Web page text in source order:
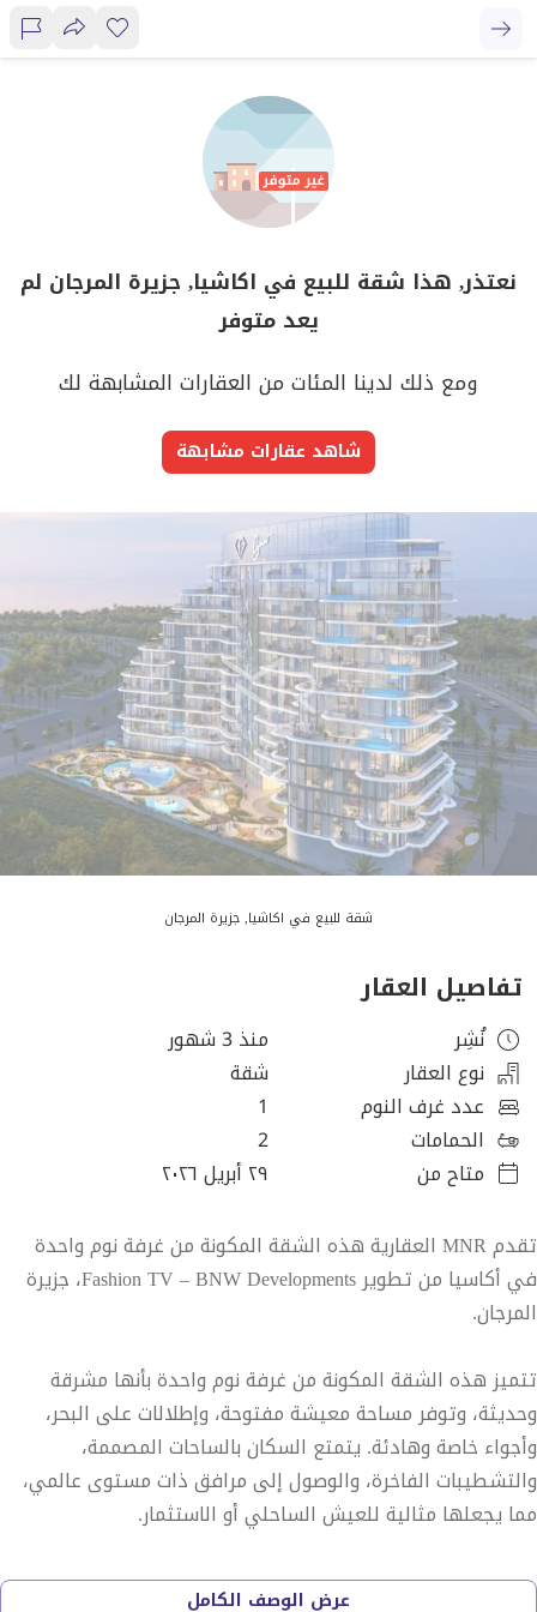
نعتذر, هذا شقة للبيع في اكاشيا, جزيرة المرجان لم
يعد متوفر
ومع ذلك لدينا المئات من العقارات المشابهة لك
شاهد عقارات مشابهة
شقة للبيع في اكاشيا, جزيرة المرجان
تفاصيل العقار
نُشِر
منذ 3 شهور
نوع العقار
شقة
عدد غرف النوم
1
الحمامات
2
متاح من
٢٩ أبريل ٢٠٢٦
تقدم MNR العقارية هذه الشقة المكونة من غرفة نوم واحدة
في أكاسيا من تطوير Fashion TV – BNW Developments، جزيرة
المرجان.
تتميز هذه الشقة المكونة من غرفة نوم واحدة بأنها مشرقة
وحديثة، وتوفر مساحة معيشة مفتوحة، وإطلالات على البحر،
وأجواء خاصة وهادئة. يتمتع السكان بالساحات المصممة،
والتشطيبات الفاخرة، والوصول إلى مرافق ذات مستوى عالمي،
مما يجعلها مثالية للعيش الساحلي أو الاستثمار.
الملامح الرئيسية:
عرض الوصف الكامل